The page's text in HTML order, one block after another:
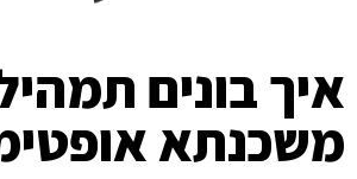
בונים תמהיל